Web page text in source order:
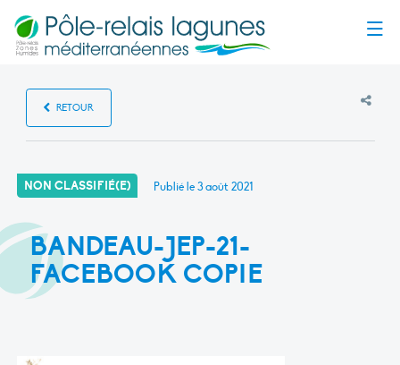
RETOUR
NON CLASSIFIÉ(E) Publié le3 août 2021
BANDEAU-JEP-21-
FACEBOOK COPIE